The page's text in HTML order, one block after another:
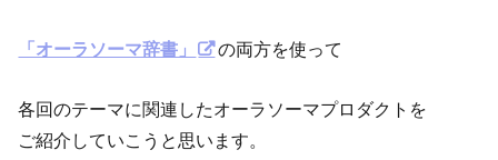
「オーラソーマ辞書」 の両方を使って
各回のテーマに関連したオーラソーマプロダクトを
ご紹介していこうと思います。